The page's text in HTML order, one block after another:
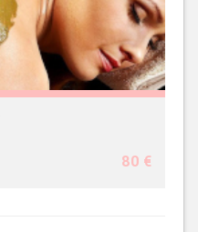
80 €